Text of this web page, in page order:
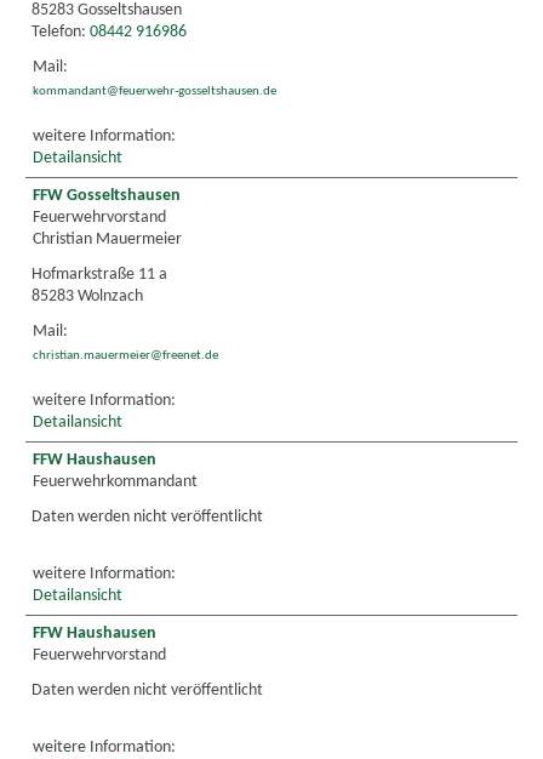
85283 Gosseltshausen
Telefon: 08442 916986
Mail:
kommandant@feuerwehr-gosseltshausen.de
weitere Information:
Detailansicht
FFW Gosseltshausen
Feuerwehrvorstand
Christian Mauermeier
Hofmarkstraße 11 a
85283 Wolnzach
Mail:
christian.mauermeier@freenet.de
weitere Information:
Detailansicht
FFW Haushausen
Feuerwehrkommandant
Daten werden nicht veröffentlicht
weitere Information:
Detailansicht
FFW Haushausen
Feuerwehrvorstand
Daten werden nicht veröffentlicht
weitere Information: